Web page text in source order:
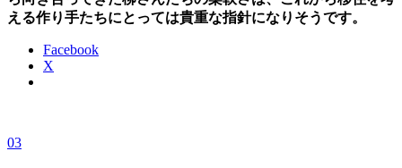
える作り手たちにとっては貴重な指針になりそうです。
Facebook
X
03